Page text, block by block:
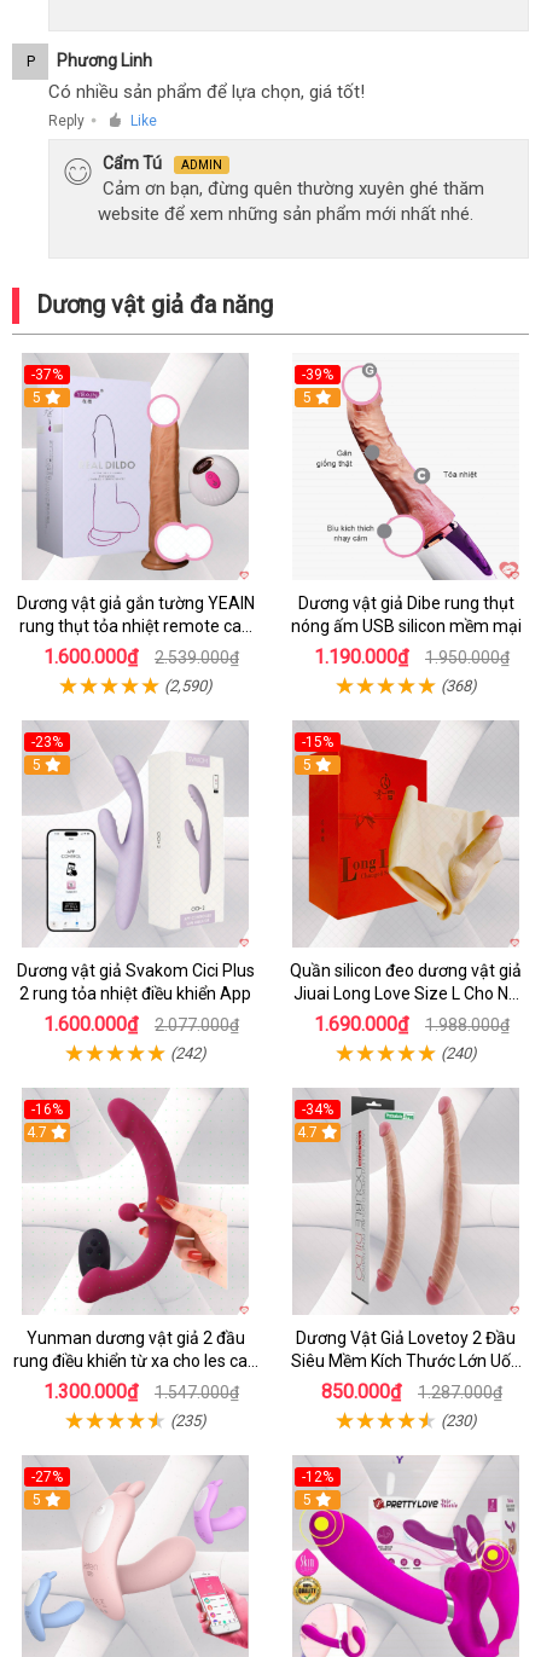
P Phương Linh
Có nhiều sản phẩm để lựa chọn, giá tốt!
Reply ● Like
Cẩm Tú ADMIN
Cảm ơn bạn, đừng quên thường xuyên ghé thăm
website để xem những sản phẩm mới nhất nhé.
Dương vật giả đa năng
-37%
5
Dương vật giả gắn tường YEAIN
rung thụt tỏa nhiệt remote cao
cấp
1.600.000₫ 2.539.000₫
(2,590)
-39%
5
Dương vật giả Dibe rung thụt
nóng ấm USB silicon mềm mại
1.190.000₫ 1.950.000₫
(368)
-23%
5
Dương vật giả Svakom Cici Plus
2 rung tỏa nhiệt điều khiển App
1.600.000₫ 2.077.000₫
(242)
-15%
5
Quần silicon đeo dương vật giả
Jiuai Long Love Size L Cho Nữ
Đồng Tính
1.690.000₫ 1.988.000₫
(240)
-16%
4.7
Yunman dương vật giả 2 đầu
rung điều khiển từ xa cho les cao
cấp
1.300.000₫ 1.547.000₫
(235)
-34%
4.7
Dương Vật Giả Lovetoy 2 Đầu
Siêu Mềm Kích Thước Lớn Uốn
Cong
850.000₫ 1.287.000₫
(230)
-27%
5
-12%
5